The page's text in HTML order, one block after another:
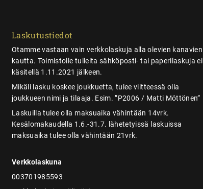
Laskutustiedot
Otamme vastaan vain verkkolaskuja alla olevien kanavien
kautta. Toimistolle tulleita sähköposti- tai paperilaskuja ei
käsitellä 1.11.2021 jälkeen.
Mikäli lasku koskee joukkuetta, tulee viitteessä olla
joukkueen nimi ja tilaaja. Esim. ”P2006 / Matti Möttönen”
Laskuilla tulee olla maksuaika vähintään 14vrk.
Kesälomakaudella 1.6.-31.7. lähetetyissä laskuissa
maksuaika tulee olla vähintään 21vrk.
Verkkolaskuna
003701985593